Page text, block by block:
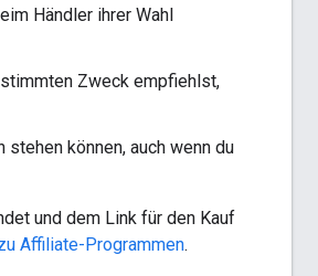
Händler ihrer Wahl
Zweck empfiehlst,
können, auch wenn du
und dem Link für den Kauf
Affiliate-Programmen.